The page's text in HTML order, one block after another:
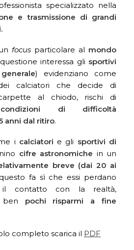
specializzato nella
e trasmissione di grandi
focus particolare al mondo
interessa gli sportivi
) evidenziano come
calciatori che decide di
al chiodo, rischi di
condizioni di difficoltà
anni dal ritiro.
i calciatori e gli sportivi di
cifre astronomiche in un
breve (dai 20 ai
fa sì che essi perdano
il contatto con la realtà,
ben pochi risparmi a fine
completo scarica il PDF